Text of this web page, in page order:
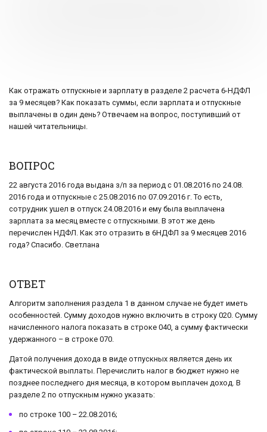
Как отражать отпускные и зарплату в разделе 2 расчета 6-НДФЛ
за 9 месяцев? Как показать суммы, если зарплата и отпускные
выплачены в один день? Отвечаем на вопрос, поступивший от
нашей читательницы.
ВОПРОС
22 августа 2016 года выдана з/п за период с 01.08.2016 по 24.08.
2016 года и отпускные с 25.08.2016 по 07.09.2016 г. То есть,
сотрудник ушел в отпуск 24.08.2016 и ему была выплачена
зарплата за месяц вместе с отпускными. В этот же день
перечислен НДФЛ. Как это отразить в 6НДФЛ за 9 месяцев 2016
года? Спасибо. Светлана
ОТВЕТ
Алгоритм заполнения раздела 1 в данном случае не будет иметь
особенностей. Сумму доходов нужно включить в строку 020. Сумму
начисленного налога показать в строке 040, а сумму фактически
удержанного – в строке 070.
Датой получения дохода в виде отпускных является день их
фактической выплаты. Перечислить налог в бюджет нужно не
позднее последнего дня месяца, в котором выплачен доход. В
разделе 2 по отпускным нужно указать:
по строке 100 – 22.08.2016;